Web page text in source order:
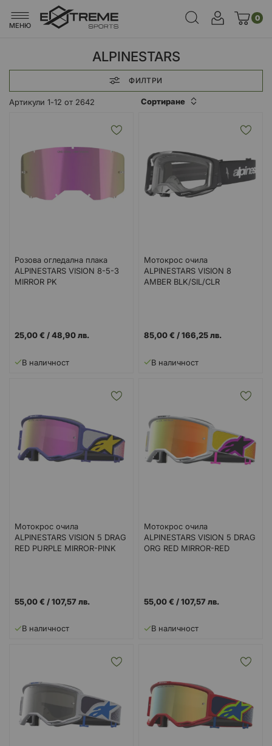
МЕНЮ
0
ALPINESTARS
ФИЛТРИ
Артикули 1-12 от 2642 Сортиране
Розова огледална плака
ALPINESTARS VISION 8-5-3
MIRROR PK
25,00 € /48,90 лв.
В наличност
Мотокрос очила
ALPINESTARS VISION 8
AMBER BLK/SIL/CLR
85,00 € /166,25 лв.
В наличност
Мотокрос очила
ALPINESTARS VISION 5 DRAG
RED PURPLE MIRROR-PINK
55,00 € /107,57 лв.
В наличност
Мотокрос очила
ALPINESTARS VISION 5 DRAG
ORG RED MIRROR-RED
55,00 € /107,57 лв.
В наличност